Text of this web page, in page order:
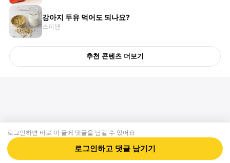
강아지 두유 먹어도 되나요?
스피댇
추천 콘텐츠 더보기
로그인하면 바로 이 글에 댓글을 남길 수 있어요
로그인하고 댓글 남기기